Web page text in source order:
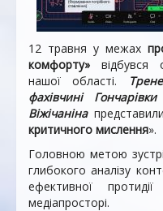
12 травня у межах
комфорту» відбувся
нашої області.
фахівчині
Віжічаніна
критичного мислення».
Головною метою
глибокого аналізу
ефективної
медіапросторі.